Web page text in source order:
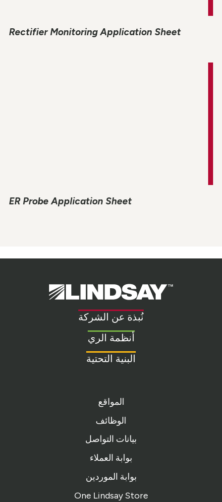
Rectifier Monitoring Application Sheet
ER Probe Application Sheet
Lindsay.
Link
homepage
نُبذة عن الشركة
أنظمة الري
البنية التحتية
المواقع
الوظائف
بيانات التواصل
بوابة العملاء
بوابة الموردين
One Lindsay Store